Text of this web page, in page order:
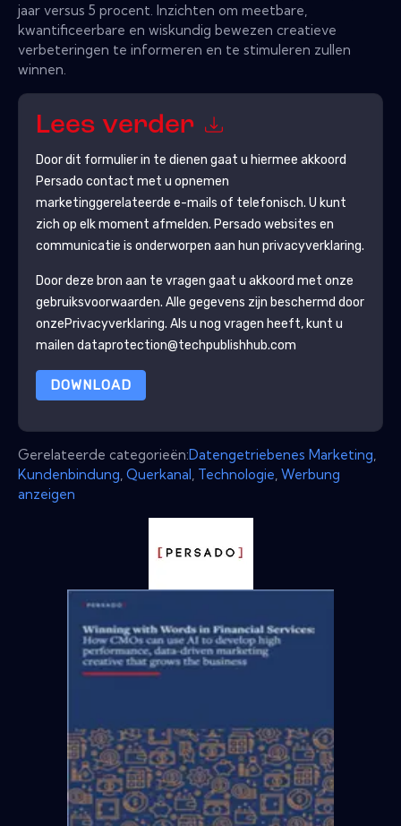
jaar versus 5 procent. Inzichten om meetbare,
kwantificeerbare en wiskundig bewezen creatieve
verbeteringen te informeren en te stimuleren zullen
winnen.
Lees verder
Door dit formulier in te dienen gaat u hiermee akkoord
Persado contact met u opnemen
marketinggerelateerde e-mails of telefonisch. U kunt
zich op elk moment afmelden. Persado websites en
communicatie is onderworpen aan hun privacyverklaring.
Door deze bron aan te vragen gaat u akkoord met onze
gebruiksvoorwaarden. Alle gegevens zijn beschermd door
onzePrivacyverklaring. Als u nog vragen heeft, kunt u
mailen dataprotection@techpublishhub.com
DOWNLOAD
Gerelateerde categorieën:Datengetriebenes Marketing
Kundenbindung Querkanal Technologie Werbung
anzeigen